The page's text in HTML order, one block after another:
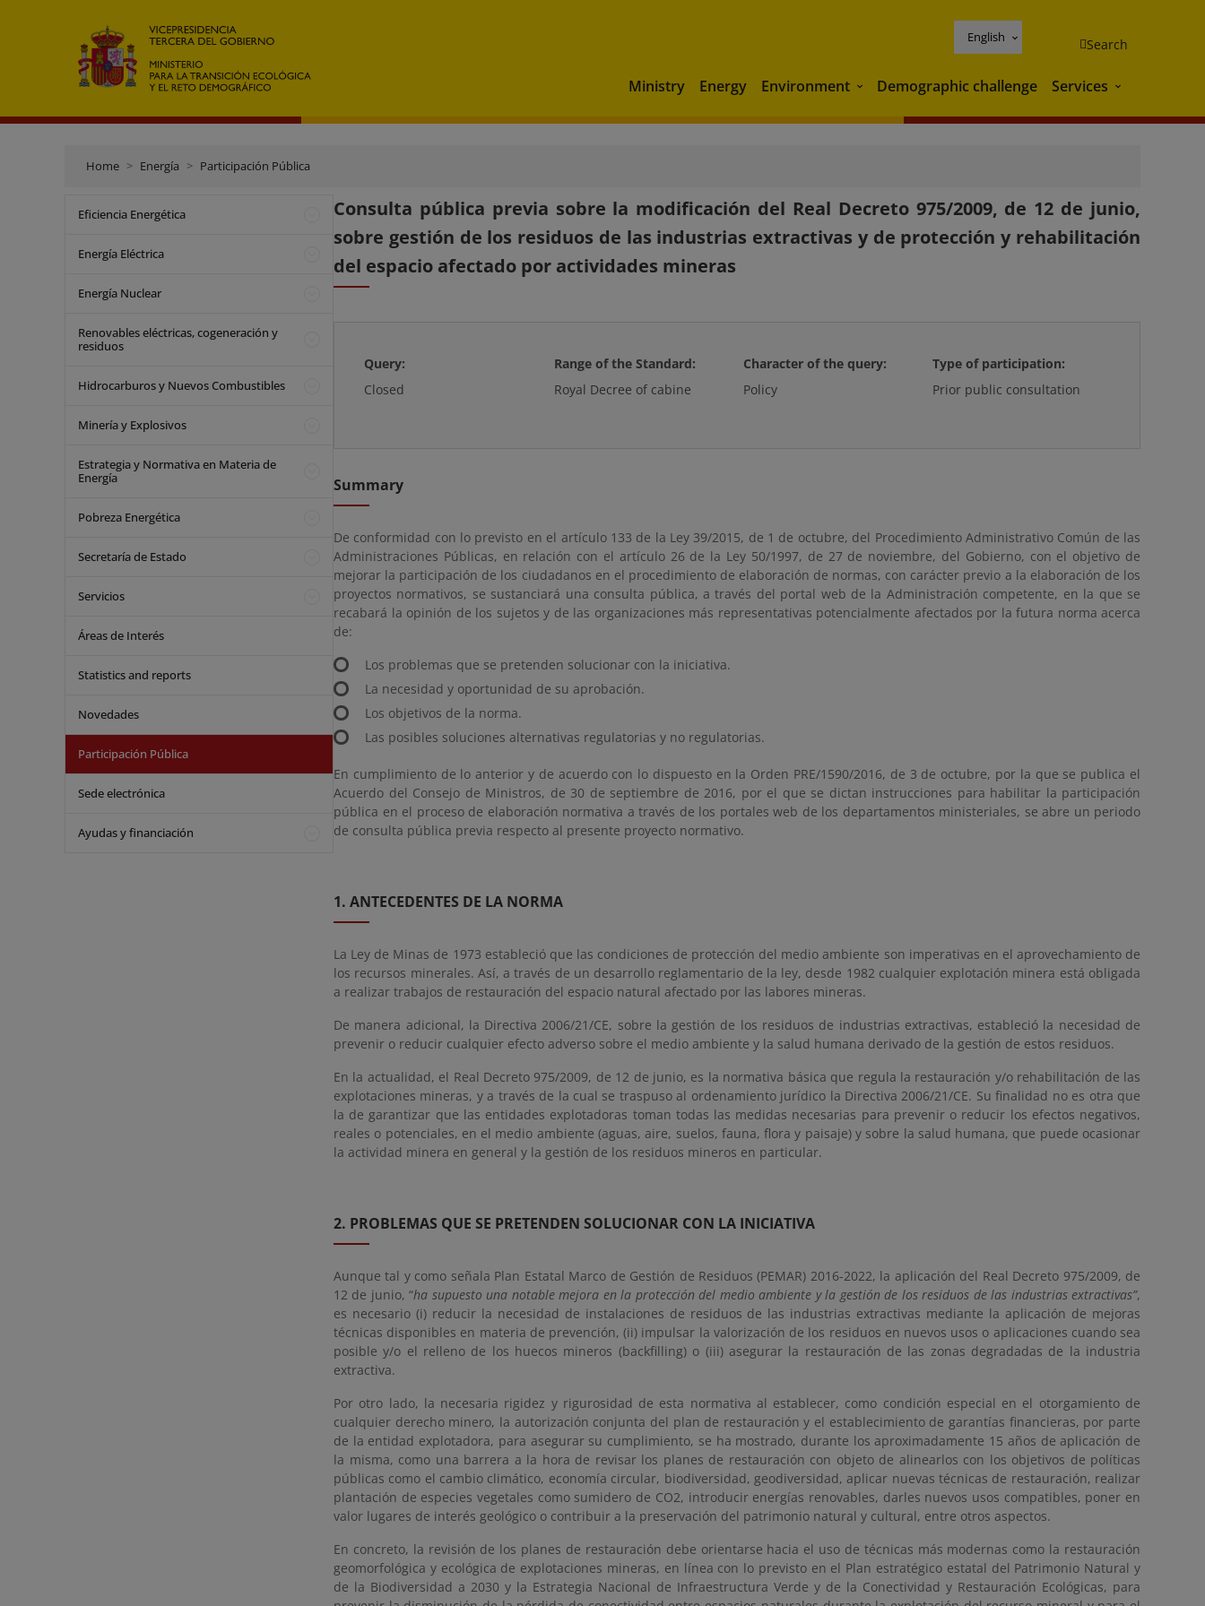
English Search
Ministry Energy Environment Environment
Demographic challenge Services Services
Home Energía Participación Pública
Eficiencia Energética
Energía Eléctrica
Energía Nuclear
Renovables eléctricas, cogeneración y
residuos
Hidrocarburos y Nuevos Combustibles
Minería y Explosivos
Estrategia y Normativa en Materia de
Energía
Pobreza Energética
Secretaría de Estado
Servicios
Áreas de Interés
Statistics and reports
Novedades
Participación Pública
Sede electrónica
Ayudas y financiación
Consulta pública previa sobre la modificación del Real Decreto 975/2009, de 12 de junio,
sobre gestión de los residuos de las industrias extractivas y de protección y rehabilitación
del espacio afectado por actividades mineras
Query:
Closed
Range of the Standard:
Royal Decree of cabine
Character of the query:
Policy
Type of participation:
Prior public consultation
Summary
De conformidad con lo previsto en el artículo 133 de la Ley 39/2015, de 1 de octubre, del Procedimiento Administrativo Común de las
Administraciones Públicas, en relación con el artículo 26 de la Ley 50/1997, de 27 de noviembre, del Gobierno, con el objetivo de
mejorar la participación de los ciudadanos en el procedimiento de elaboración de normas, con carácter previo a la elaboración de los
proyectos normativos, se sustanciará una consulta pública, a través del portal web de la Administración competente, en la que se
recabará la opinión de los sujetos y de las organizaciones más representativas potencialmente afectados por la futura norma acerca
de:
Los problemas que se pretenden solucionar con la iniciativa.
La necesidad y oportunidad de su aprobación.
Los objetivos de la norma.
Las posibles soluciones alternativas regulatorias y no regulatorias.
En cumplimiento de lo anterior y de acuerdo con lo dispuesto en la Orden PRE/1590/2016, de 3 de octubre, por la que se publica el
Acuerdo del Consejo de Ministros, de 30 de septiembre de 2016, por el que se dictan instrucciones para habilitar la participación
pública en el proceso de elaboración normativa a través de los portales web de los departamentos ministeriales, se abre un periodo
de consulta pública previa respecto al presente proyecto normativo.
1. ANTECEDENTES DE LA NORMA
La Ley de Minas de 1973 estableció que las condiciones de protección del medio ambiente son imperativas en el aprovechamiento de
los recursos minerales. Así, a través de un desarrollo reglamentario de la ley, desde 1982 cualquier explotación minera está obligada
a realizar trabajos de restauración del espacio natural afectado por las labores mineras.
De manera adicional, la Directiva 2006/21/CE, sobre la gestión de los residuos de industrias extractivas, estableció la necesidad de
prevenir o reducir cualquier efecto adverso sobre el medio ambiente y la salud humana derivado de la gestión de estos residuos.
En la actualidad, el Real Decreto 975/2009, de 12 de junio, es la normativa básica que regula la restauración y/o rehabilitación de las
explotaciones mineras, y a través de la cual se traspuso al ordenamiento jurídico la Directiva 2006/21/CE. Su finalidad no es otra que
la de garantizar que las entidades explotadoras toman todas las medidas necesarias para prevenir o reducir los efectos negativos,
reales o potenciales, en el medio ambiente (aguas, aire, suelos, fauna, flora y paisaje) y sobre la salud humana, que puede ocasionar
la actividad minera en general y la gestión de los residuos mineros en particular.
2. PROBLEMAS QUE SE PRETENDEN SOLUCIONAR CON LA INICIATIVA
Aunque tal y como señala Plan Estatal Marco de Gestión de Residuos (PEMAR) 2016-2022, la aplicación del Real Decreto 975/2009, de
12 de junio, “ha supuesto una notable mejora en la protección del medio ambiente y la gestión de los residuos de las industrias extractivas”,
es necesario (i) reducir la necesidad de instalaciones de residuos de las industrias extractivas mediante la aplicación de mejoras
técnicas disponibles en materia de prevención, (ii) impulsar la valorización de los residuos en nuevos usos o aplicaciones cuando sea
posible y/o el relleno de los huecos mineros (backfilling) o (iii) asegurar la restauración de las zonas degradadas de la industria
extractiva.
Por otro lado, la necesaria rigidez y rigurosidad de esta normativa al establecer, como condición especial en el otorgamiento de
cualquier derecho minero, la autorización conjunta del plan de restauración y el establecimiento de garantías financieras, por parte
de la entidad explotadora, para asegurar su cumplimiento, se ha mostrado, durante los aproximadamente 15 años de aplicación de
la misma, como una barrera a la hora de revisar los planes de restauración con objeto de alinearlos con los objetivos de políticas
públicas como el cambio climático, economía circular, biodiversidad, geodiversidad, aplicar nuevas técnicas de restauración, realizar
plantación de especies vegetales como sumidero de CO2, introducir energías renovables, darles nuevos usos compatibles, poner en
valor lugares de interés geológico o contribuir a la preservación del patrimonio natural y cultural, entre otros aspectos.
En concreto, la revisión de los planes de restauración debe orientarse hacia el uso de técnicas más modernas como la restauración
geomorfológica y ecológica de explotaciones mineras, en línea con lo previsto en el Plan estratégico estatal del Patrimonio Natural y
de la Biodiversidad a 2030 y la Estrategia Nacional de Infraestructura Verde y de la Conectividad y Restauración Ecológicas, para